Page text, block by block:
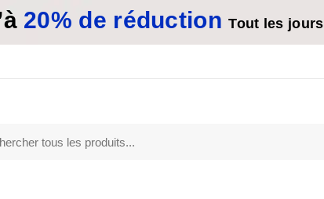
20% de réductionTout les jours